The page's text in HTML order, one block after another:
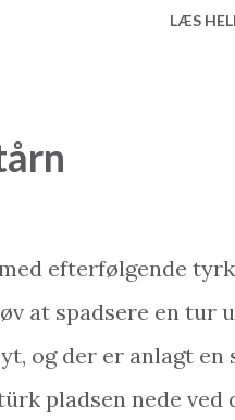
nok til at blive
er jordskælv jo ikke
udløser som
og sikrer
bemærkning
i Tyrkiet helt
LÆS
efterfølgende
at spadsere en tur
og der er anlagt en
pladsen nede ved